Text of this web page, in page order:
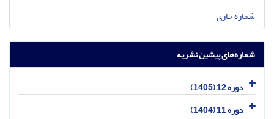
شماره جاری
شماره‌های پیشین نشریه
دوره 12 (1405)
دوره 11 (1404)